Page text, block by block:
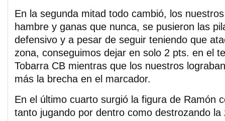
En la segunda mitad todo cambió, los
hambre y ganas que nunca, se pusieron las
defensivo y a pesar de seguir teniendo que
zona, conseguimos dejar en solo 2 pts. en el
Tobarra CB mientras que los nuestros
más la brecha en el marcador.
En el último cuarto surgió la figura de Ramón
tanto jugando por dentro como destrozando la